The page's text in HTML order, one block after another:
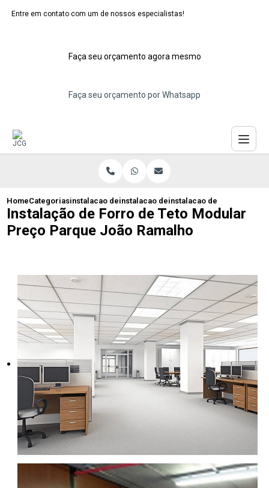
Entre em contato com um de nossos especialistas!
Faça seu orçamento agora mesmo
Faça seu orçamento por Whatsapp
HomeCategoriasinstalacao de forros moduladores
instalacao de forro modular de gesso
instalacao de forro de
Instalação de Forro de Teto Modular
Preço Parque João Ramalho